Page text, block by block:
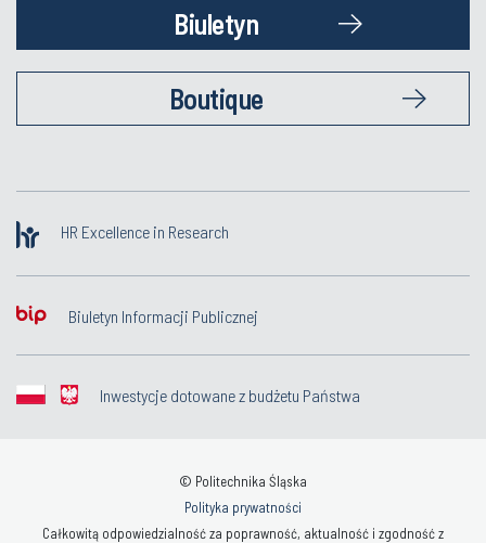
Biuletyn
Boutique
HR Excellence in Research
Biuletyn Informacji Publicznej
Inwestycje dotowane z budżetu Państwa
© Politechnika Śląska
Polityka prywatności
Całkowitą odpowiedzialność za poprawność, aktualność i zgodność z